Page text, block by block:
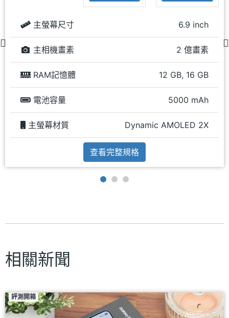
主螢幕尺寸 6.9 inch
主相機畫素 2 億畫素
RAM記憶體 12 GB, 16 GB
電池容量 5000 mAh
主螢幕材質 Dynamic AMOLED 2X
查看完整規格
相關新聞
評測開箱